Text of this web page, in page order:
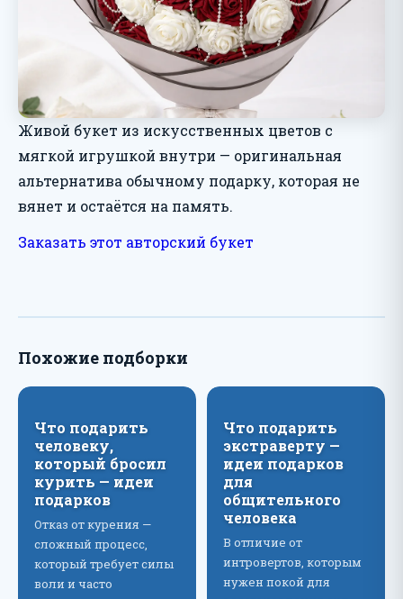
Живой букет из искусственных цветов с
мягкой игрушкой внутри — оригинальная
альтернатива обычному подарку, которая не
вянет и остаётся на память.
Заказать этот авторский букет
Похожие подборки
Что подарить
человеку,
который бросил
курить — идеи
подарков
Отказ от курения —
сложный процесс,
который требует силы
воли и часто
Что подарить
экстраверту —
идеи подарков
для
общительного
человека
В отличие от
интровертов, которым
нужен покой для